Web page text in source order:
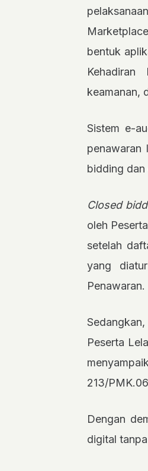
bentuk
Kehadiran
keamanan,
Sistem e-
penawaran
bidding
Closed
oleh
setelah
yang
Penawaran.
Sedangkan,
Peserta
213/
Dengan
digital